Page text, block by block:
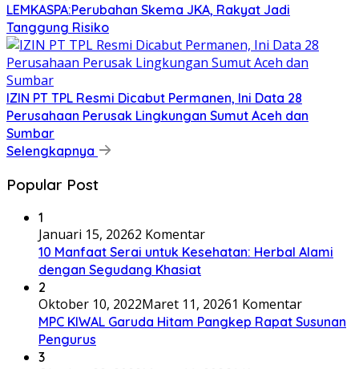
LEMKASPA:Perubahan Skema JKA, Rakyat Jadi
Tanggung Risiko
IZIN PT TPL Resmi Dicabut Permanen, Ini Data 28
Perusahaan Perusak Lingkungan Sumut Aceh dan
Sumbar
Selengkapnya
Popular Post
1
Januari 15, 20262 Komentar
10 Manfaat Serai untuk Kesehatan: Herbal Alami
dengan Segudang Khasiat
2
Oktober 10, 2022Maret 11, 20261 Komentar
MPC KIWAL Garuda Hitam Pangkep Rapat Susunan
Pengurus
3